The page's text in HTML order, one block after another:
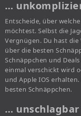
…
Entscheide, über
möchtest. Selbst die
Vergnügen. Du hast
über die besten
Schnäppchen und
einmal verschickt wird
und Apple IOS
besten Schnäppchen.
… unschlagbar